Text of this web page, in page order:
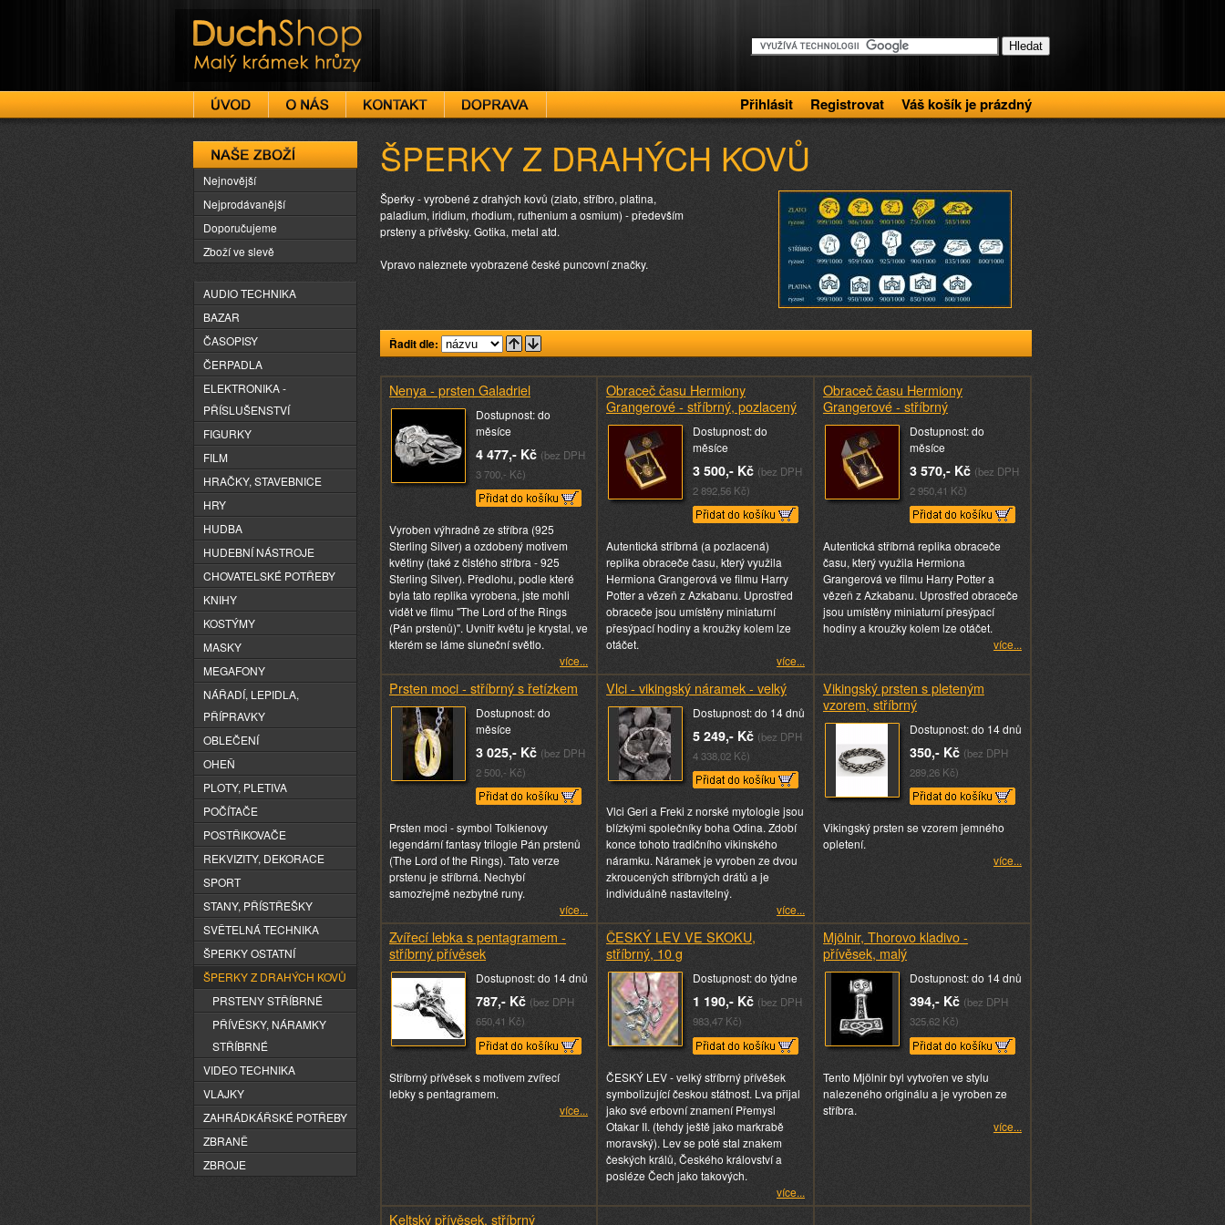
DuchShop
Přihlásit Registrovat Váš košík je prázdný
ŠPERKY Z DRAHÝCH KOVŮ
Šperky - vyrobené z drahých kovů (zlato, stříbro, platina,
paladium, iridium, rhodium, ruthenium a osmium) - především
prsteny a přívěsky. Gotika, metal atd.
Vpravo naleznete vyobrazené české puncovní značky.
Řadit dle:
Nenya - prsten Galadriel
Dostupnost: do
měsíce
4 477,- Kč (bez DPH
3 700,- Kč)
Vyroben výhradně ze stříbra (925
Sterling Silver) a ozdobený motivem
květiny (také z čistého stříbra - 925
Sterling Silver). Předlohu, podle které
byla tato replika vyrobena, jste mohli
vidět ve filmu "The Lord of the Rings
(Pán prstenů)". Uvnitř květu je krystal, ve
kterém se láme sluneční světlo.
více...
Obraceč času Hermiony
Grangerové - stříbrný, pozlacený
Dostupnost: do
měsíce
3 500,- Kč (bez DPH
2 892,56 Kč)
Autentická stříbrná (a pozlacená)
replika obraceče času, který využila
Hermiona Grangerová ve filmu Harry
Potter a vězeň z Azkabanu. Uprostřed
obraceče jsou umístěny miniaturní
přesýpací hodiny a kroužky kolem lze
otáčet.
více...
Obraceč času Hermiony
Grangerové - stříbrný
Dostupnost: do
měsíce
3 570,- Kč (bez DPH
2 950,41 Kč)
Autentická stříbrná replika obraceče
času, který využila Hermiona
Grangerová ve filmu Harry Potter a
vězeň z Azkabanu. Uprostřed obraceče
jsou umístěny miniaturní přesýpací
hodiny a kroužky kolem lze otáčet.
více...
Prsten moci - stříbrný s řetízkem
Dostupnost: do
měsíce
3 025,- Kč (bez DPH
2 500,- Kč)
Prsten moci - symbol Tolkienovy
legendární fantasy trilogie Pán prstenů
(The Lord of the Rings). Tato verze
prstenu je stříbrná. Nechybí
samozřejmě nezbytné runy.
více...
Vlci - vikingský náramek - velký
Dostupnost: do 14 dnů
5 249,- Kč (bez DPH
4 338,02 Kč)
Vlci Geri a Freki z norské mytologie jsou
blízkými společníky boha Odina. Zdobí
konce tohoto tradičního vikinského
náramku. Náramek je vyroben ze dvou
zkroucených stříbrných drátů a je
individuálně nastavitelný.
více...
Vikingský prsten s pleteným
vzorem, stříbrný
Dostupnost: do 14 dnů
350,- Kč (bez DPH
289,26 Kč)
Vikingský prsten se vzorem jemného
opletení.
více...
Zvířecí lebka s pentagramem -
stříbrný přívěsek
Dostupnost: do 14 dnů
787,- Kč (bez DPH
650,41 Kč)
Stříbrný přívěsek s motivem zvířecí
lebky s pentagramem.
více...
ČESKÝ LEV VE SKOKU,
stříbrný, 10 g
Dostupnost: do týdne
1 190,- Kč (bez DPH
983,47 Kč)
ČESKÝ LEV - velký stříbrný přívěšek
symbolizující českou státnost. Lva přijal
jako své erbovní znamení Přemysl
Otakar II. (tehdy ještě jako markrabě
moravský). Lev se poté stal znakem
českých králů, Českého království a
posléze Čech jako takových.
více...
Mjölnir, Thorovo kladivo -
přívěsek, malý
Dostupnost: do 14 dnů
394,- Kč (bez DPH
325,62 Kč)
Tento Mjölnir byl vytvořen ve stylu
nalezeného originálu a je vyroben ze
stříbra.
více...
Keltský přívěsek, stříbrný
Naše zboží
Nejnovější
Nejprodávanější
Doporučujeme
Zboží ve slevě
AUDIO TECHNIKA
BAZAR
ČASOPISY
ČERPADLA
ELEKTRONIKA -
PŘÍSLUŠENSTVÍ
FIGURKY
FILM
HRAČKY, STAVEBNICE
HRY
HUDBA
HUDEBNÍ NÁSTROJE
CHOVATELSKÉ POTŘEBY
KNIHY
KOSTÝMY
MASKY
MEGAFONY
NÁŘADÍ, LEPIDLA,
PŘÍPRAVKY
OBLEČENÍ
OHEŇ
PLOTY, PLETIVA
POČÍTAČE
POSTŘIKOVAČE
REKVIZITY, DEKORACE
SPORT
STANY, PŘÍSTŘEŠKY
SVĚTELNÁ TECHNIKA
ŠPERKY OSTATNÍ
ŠPERKY Z DRAHÝCH KOVŮ
PRSTENY STŘÍBRNÉ
PŘÍVĚSKY, NÁRAMKY
STŘÍBRNÉ
VIDEO TECHNIKA
VLAJKY
ZAHRÁDKÁŘSKÉ POTŘEBY
ZBRANĚ
ZBROJE